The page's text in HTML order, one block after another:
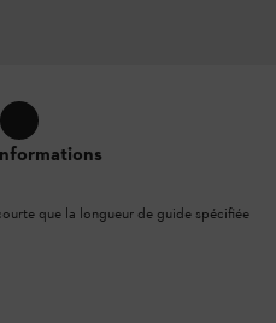
que la longueur de guide spécifiée